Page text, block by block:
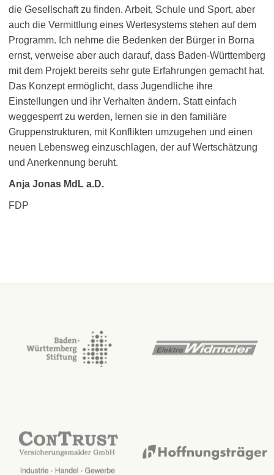
die Gesellschaft zu finden. Arbeit, Schule und Sport, aber
auch die Vermittlung eines Wertesystems stehen auf dem
Programm. Ich nehme die Bedenken der Bürger in Borna
ernst, verweise aber auch darauf, dass Baden-Württemberg
mit dem Projekt bereits sehr gute Erfahrungen gemacht hat.
Das Konzept ermöglicht, dass Jugendliche ihre
Einstellungen und ihr Verhalten ändern. Statt einfach
weggesperrt zu werden, lernen sie in den familiäre
Gruppenstrukturen, mit Konflikten umzugehen und einen
neuen Lebensweg einzuschlagen, der auf Wertschätzung
und Anerkennung beruht.
Anja Jonas MdL a.D.
FDP